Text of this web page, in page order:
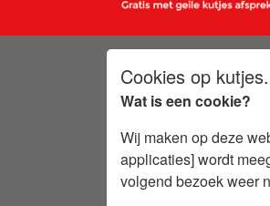
Cookies op
Wat is een cookie?
Wij maken op deze
applicaties] wordt
volgend bezoek weer